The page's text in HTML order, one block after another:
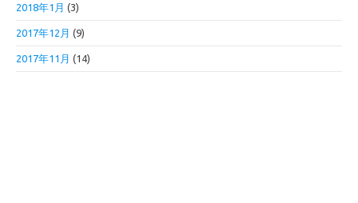
2018年1月 (3)
2017年12月 (9)
2017年11月 (14)